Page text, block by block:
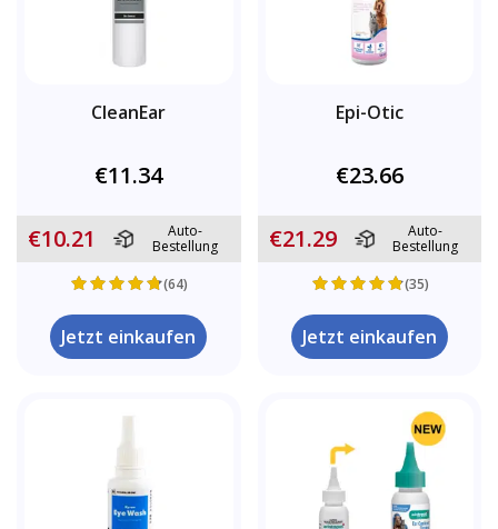
CleanEar
€11.34
€10.21
Auto-
Bestellung
(64)
Jetzt einkaufen
Epi-Otic
€23.66
€21.29
Auto-
Bestellung
(35)
Jetzt einkaufen